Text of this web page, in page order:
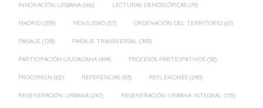
INNOVACIÓN URBANA (166) LECTURAS DEMOSCÓPICAS (79)
MADRID (359) MOVILIDAD (57) ORDENACIÓN DEL TERRITORIO (61)
PAISAJE (128) PAISAJE TRANSVERSAL (399)
PARTICIPACIÓN CIUDADANA (494) PROCESOS PARTICIPATIVOS (58)
PROCOMÚN (62) REFERENCIAS (83) REFLEXIONES (245)
REGENERACIÓN URBANA (247) REGENERACIÓN URBANA INTEGRAL (135)